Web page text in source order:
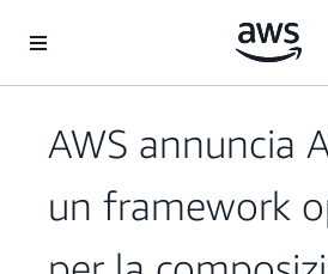
AWS annuncia
un framework